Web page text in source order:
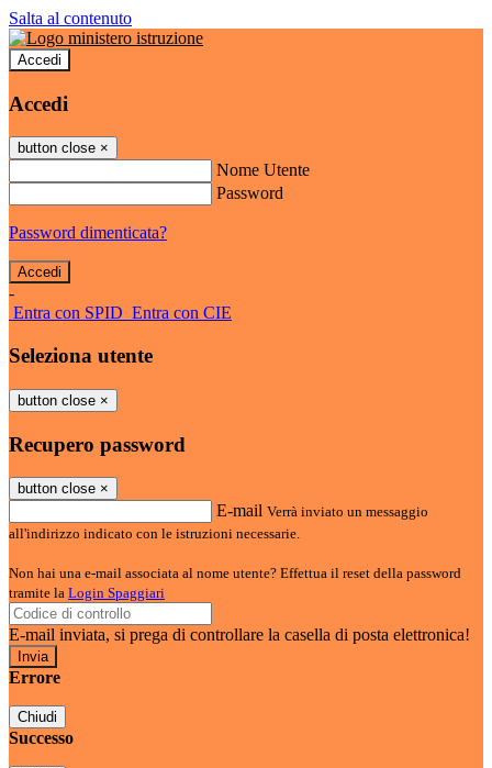
Salta al contenuto
Accedi
Accedi
button close ×
Nome Utente
Password
Password dimenticata?
-
Entra con SPID Entra con CIE
Seleziona utente
button close ×
Recupero password
button close ×
E-mail Verrà inviato un messaggio
all'indirizzo indicato con le istruzioni necessarie.
Non hai una e-mail associata al nome utente? Effettua il reset della password
tramite la Login Spaggiari
E-mail inviata, si prega di controllare la casella di posta elettronica!
Errore
Chiudi
Successo